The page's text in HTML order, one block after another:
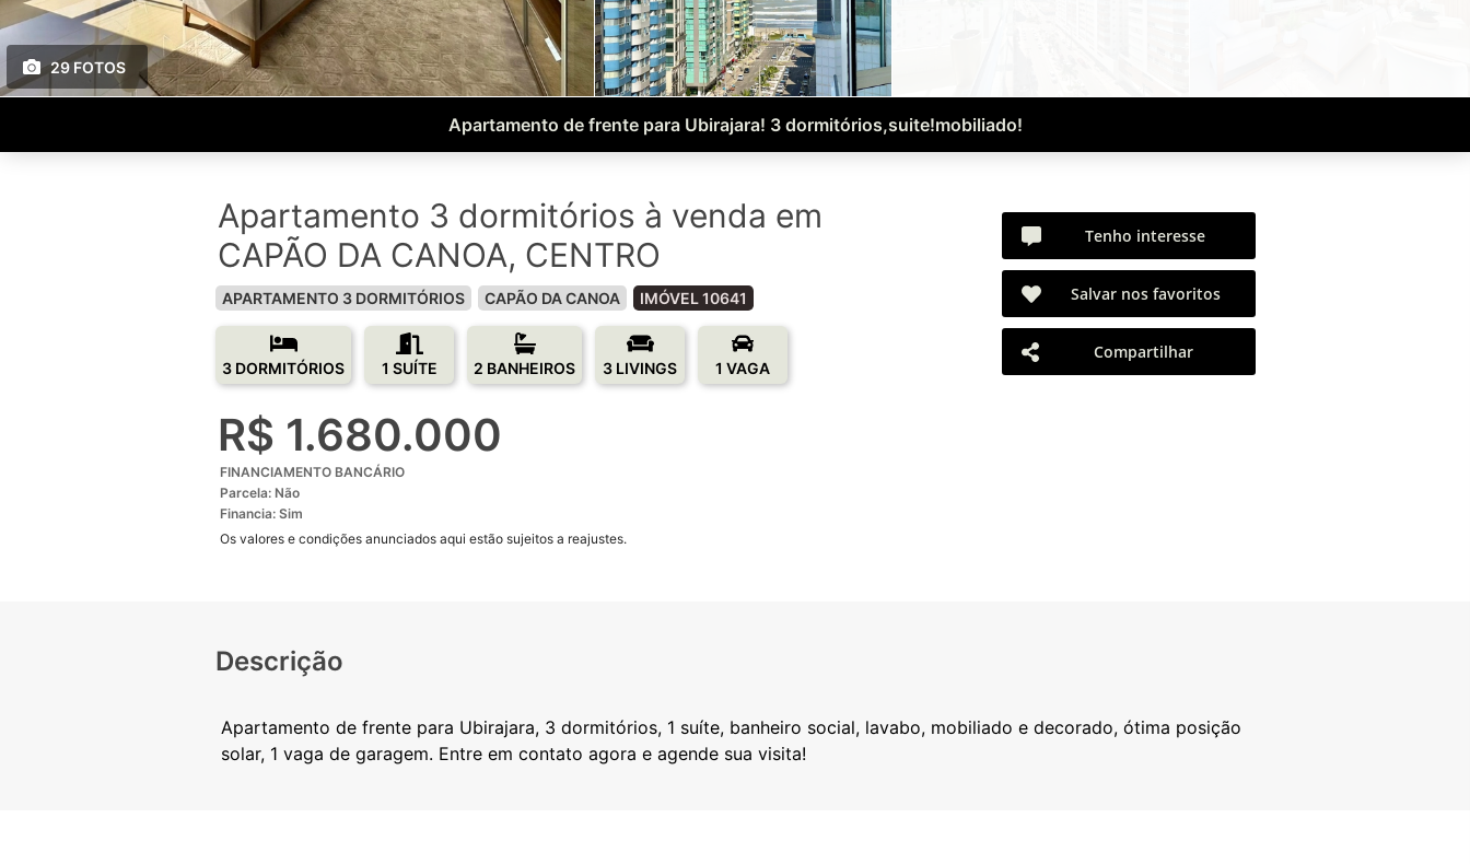
29 FOTOS
Apartamento de frente para Ubirajara! 3 dormitórios,suite!mobiliado!
Apartamento 3 dormitórios à venda em
CAPÃO DA CANOA, CENTRO
APARTAMENTO 3 DORMITÓRIOS CAPÃO DA CANOA IMÓVEL 10641
3 DORMITÓRIOS 1 SUÍTE 2 BANHEIROS 3 LIVINGS 1 VAGA
R$ 1.680.000
FINANCIAMENTO BANCÁRIO
Parcela: Não
Financia: Sim
Os valores e condições anunciados aqui estão sujeitos a reajustes.
Tenho interesse
Salvar nos favoritos
Compartilhar
Descrição
Apartamento de frente para Ubirajara, 3 dormitórios, 1 suíte, banheiro social, lavabo, mobiliado e decorado, ótima posição